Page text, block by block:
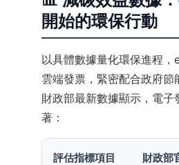
開始的環保行動
以具體數據量化環保進程，
雲端發票，緊密配合政府節
財政部最新數據顯示，電子
著：
評估指標項目 財政部